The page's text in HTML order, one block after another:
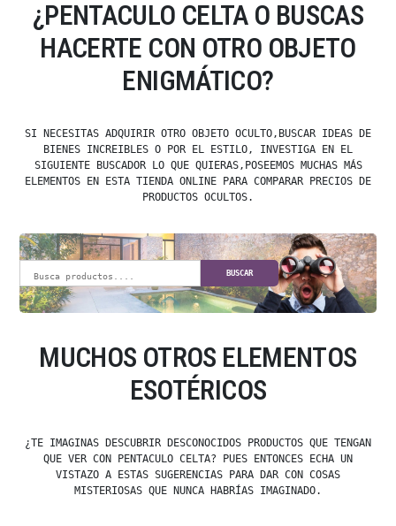
¿PENTACULO CELTA O BUSCAS
HACERTE CON OTRO OBJETO
ENIGMÁTICO?
SI NECESITAS ADQUIRIR OTRO OBJETO OCULTO,BUSCAR IDEAS DE
BIENES INCREIBLES O POR EL ESTILO, INVESTIGA EN EL
SIGUIENTE BUSCADOR LO QUE QUIERAS,POSEEMOS MUCHAS MÁS
ELEMENTOS EN ESTA TIENDA ONLINE PARA COMPARAR PRECIOS DE
PRODUCTOS OCULTOS.
BUSCAR
MUCHOS OTROS ELEMENTOS
ESOTÉRICOS
¿TE IMAGINAS DESCUBRIR DESCONOCIDOS PRODUCTOS QUE TENGAN
QUE VER CON PENTACULO CELTA? PUES ENTONCES ECHA UN
VISTAZO A ESTAS SUGERENCIAS PARA DAR CON COSAS
MISTERIOSAS QUE NUNCA HABRÍAS IMAGINADO.